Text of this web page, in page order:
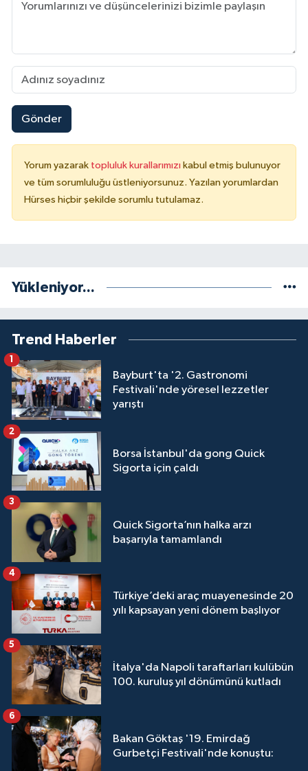
Gönder
Yorum yazarak topluluk kurallarımızı kabul etmiş bulunuyor
ve tüm sorumluluğu üstleniyorsunuz. Yazılan yorumlardan
Hürses hiçbir şekilde sorumlu tutulamaz.
Yükleniyor...
Trend Haberler
Bayburt'ta '2. Gastronomi
Festivali'nde yöresel lezzetler
yarıştı
1
Borsa İstanbul'da gong Quick
Sigorta için çaldı
2
Quick Sigorta’nın halka arzı
başarıyla tamamlandı
3
Türkiye’deki araç muayenesinde 20
yılı kapsayan yeni dönem başlıyor
4
İtalya'da Napoli taraftarları kulübün
100. kuruluş yıl dönümünü kutladı
5
Bakan Göktaş '19. Emirdağ
Gurbetçi Festivali'nde konuştu:
6